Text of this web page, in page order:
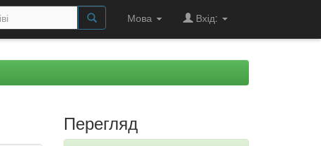
Мова Вхід:
Перегляд